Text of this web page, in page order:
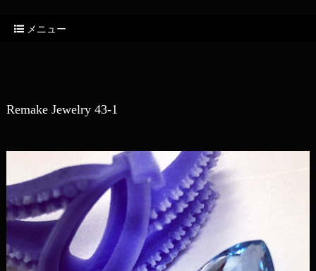
メニュー
Remake Jewelry 43-1